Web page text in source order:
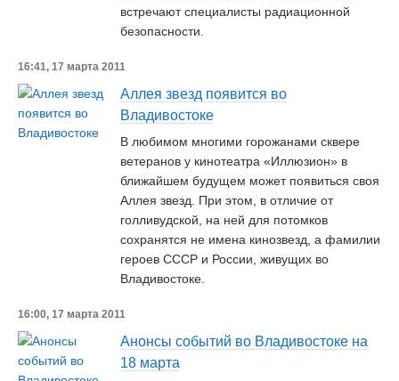
встречают специалисты радиационной
безопасности.
16:41, 17 марта 2011
Аллея звезд появится во
Владивостоке
В любимом многими горожанами сквере
ветеранов у кинотеатра «Иллюзион» в
ближайшем будущем может появиться своя
Аллея звезд. При этом, в отличие от
голливудской, на ней для потомков
сохранятся не имена кинозвезд, а фамилии
героев СССР и России, живущих во
Владивостоке.
16:00, 17 марта 2011
Анонсы событий во Владивостоке на
18 марта